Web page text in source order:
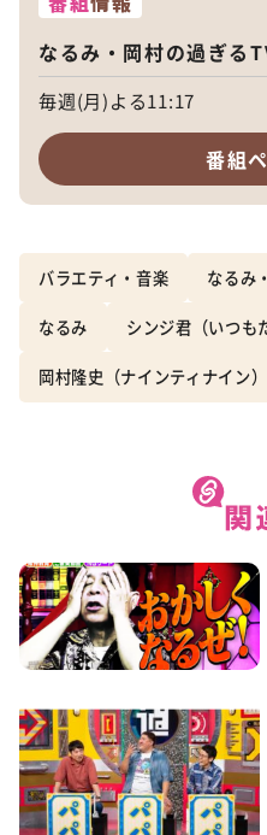
なるみ・岡村の過ぎる
毎週(月)よる11:17
番組
バラエティ・音楽 なるみ
なるみ シンジ君（いつも
岡村隆史（ナインティナイン）